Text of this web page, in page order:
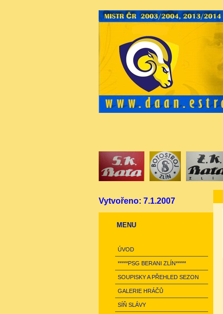
Vytvořeno: 7.1.2007
MENU
ÚVOD
*****PSG BERANI ZLÍN*****
SOUPISKY A PŘEHLED SEZON
GALERIE HRÁČŮ
SÍŇ SLÁVY